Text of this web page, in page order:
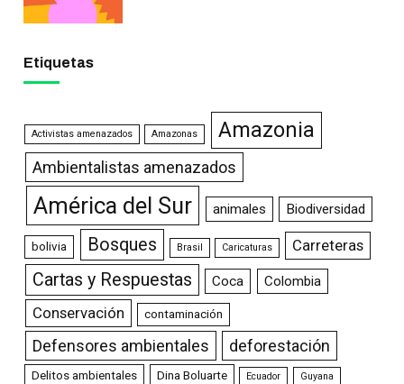
Etiquetas
Activistas amenazados Amazonas Amazonia
Ambientalistas amenazados
América del Sur animales Biodiversidad
bolivia Bosques Brasil Caricaturas Carreteras
Cartas y Respuestas Coca Colombia
Conservación contaminación
Defensores ambientales deforestación
Delitos ambientales Dina Boluarte Ecuador Guyana